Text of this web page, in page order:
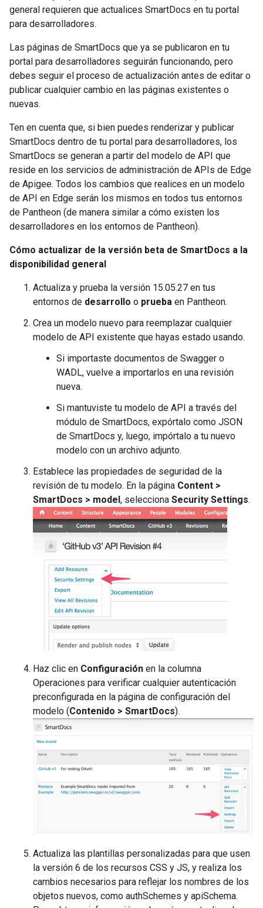
general requieren que actualices SmartDocs en tu portal
para desarrolladores.
Las páginas de SmartDocs que ya se publicaron en tu
portal para desarrolladores seguirán funcionando, pero
debes seguir el proceso de actualización antes de editar o
publicar cualquier cambio en las páginas existentes o
nuevas.
Ten en cuenta que, si bien puedes renderizar y publicar
SmartDocs dentro de tu portal para desarrolladores, los
SmartDocs se generan a partir del modelo de API que
reside en los servicios de administración de APIs de Edge
de Apigee. Todos los cambios que realices en un modelo
de API en Edge serán los mismos en todos tus entornos
de Pantheon (de manera similar a cómo existen los
desarrolladores en los entornos de Pantheon).
Cómo actualizar de la versión beta de SmartDocs a la
disponibilidad general
Actualiza y prueba la versión 15.05.27 en tus
entornos de desarrollo o prueba en Pantheon.
Crea un modelo nuevo para reemplazar cualquier
modelo de API existente que hayas estado usando.
Si importaste documentos de Swagger o
WADL, vuelve a importarlos en una revisión
nueva.
Si mantuviste tu modelo de API a través del
módulo de SmartDocs, expórtalo como JSON
de SmartDocs y, luego, impórtalo a tu nuevo
modelo con un archivo adjunto.
Establece las propiedades de seguridad de la
revisión de tu modelo. En la página Content >
SmartDocs > model, selecciona Security Settings.
Haz clic en Configuración en la columna
Operaciones para verificar cualquier autenticación
preconfigurada en la página de configuración del
modelo (Contenido > SmartDocs).
Actualiza las plantillas personalizadas para que usen
la versión 6 de los recursos CSS y JS, y realiza los
cambios necesarios para reflejar los nombres de los
objetos nuevos, como authSchemes y apiSchema.